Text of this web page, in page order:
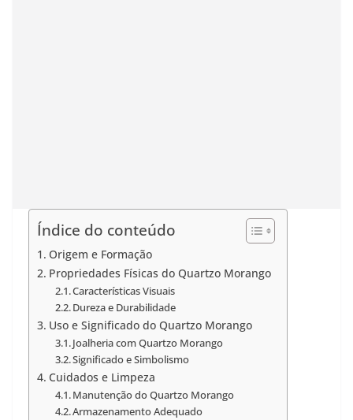
Índice do conteúdo
Origem e Formação
Propriedades Físicas do Quartzo Morango
Características Visuais
Dureza e Durabilidade
Uso e Significado do Quartzo Morango
Joalheria com Quartzo Morango
Significado e Simbolismo
Cuidados e Limpeza
Manutenção do Quartzo Morango
Armazenamento Adequado